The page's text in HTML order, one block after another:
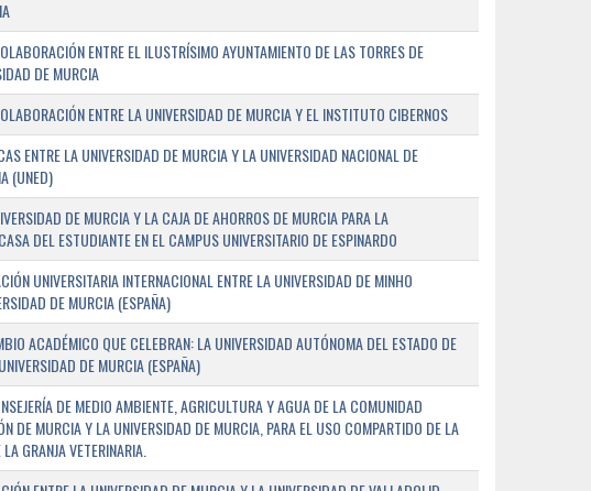
ENTRE EL ILUSTRÍSIMO AYUNTAMIENTO DE LAS TORRES DE
DE MURCIA
ENTRE LA UNIVERSIDAD DE MURCIA Y EL INSTITUTO CIBERNOS
ENTRE LA UNIVERSIDAD DE MURCIA Y LA UNIVERSIDAD NACIONAL DE
(UNED)
DE MURCIA Y LA CAJA DE AHORROS DE MURCIA PARA LA
DEL ESTUDIANTE EN EL CAMPUS UNIVERSITARIO DE ESPINARDO
UNIVERSITARIA INTERNACIONAL ENTRE LA UNIVERSIDAD DE MINHO
DE MURCIA (ESPAÑA)
ACADÉMICO QUE CELEBRAN: LA UNIVERSIDAD AUTÓNOMA DEL ESTADO DE
DE MURCIA (ESPAÑA)
DE MEDIO AMBIENTE, AGRICULTURA Y AGUA DE LA COMUNIDAD
DE MURCIA Y LA UNIVERSIDAD DE MURCIA, PARA EL USO COMPARTIDO DE LA
GRANJA VETERINARIA.